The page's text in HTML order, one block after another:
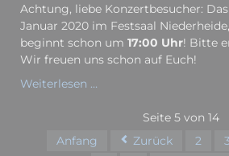
Achtung, liebe Konzertbesucher:
Januar 2020 im Festsaal
beginnt schon um 17:00 Uhr! Bitte
Wir freuen uns schon auf Euch!
Weiterlesen …
Neuenrade:
Start
Seite 5 von 14
Anfang
Zurück 2 3